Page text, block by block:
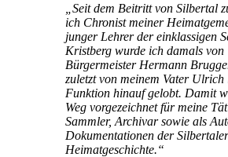
„Seit dem Beitritt von Silbertal
ich Chronist meiner
junger Lehrer der einklassigen
Kristberg wurde ich damals von
Bürgermeister Hermann
zuletzt von meinem Vater Ulrich
Funktion hinauf gelobt. Damit
Weg vorgezeichnet für meine
Sammler, Archivar sowie als
Dokumentationen der Silbertaler
Heimatgeschichte.“